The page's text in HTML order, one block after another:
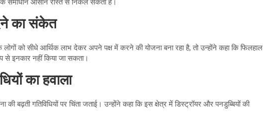
समाधान आसान रास्ते से निकल सकता है।
का संकेत
को सीधे आर्थिक लाभ देकर अपने पक्ष में करने की योजना बना रहा है, तो उन्होंने कहा कि फिलहाल
से इनकार नहीं किया जा सकता।
का हवाला
बढ़ती गतिविधियों पर चिंता जताई। उन्होंने कहा कि इस क्षेत्र में डिस्ट्रॉयर और पनडुब्बियों की